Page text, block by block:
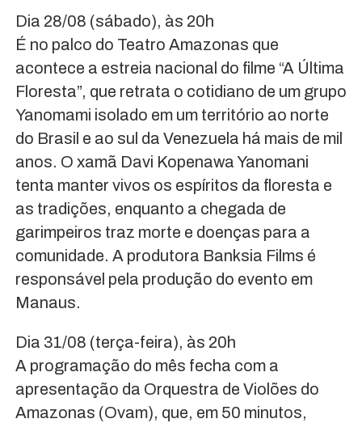
Dia 28/08 (sábado), às 20h
É no palco do Teatro Amazonas que
acontece a estreia nacional do filme “A Última
Floresta”, que retrata o cotidiano de um grupo
Yanomami isolado em um território ao norte
do Brasil e ao sul da Venezuela há mais de mil
anos. O xamã Davi Kopenawa Yanomani
tenta manter vivos os espíritos da floresta e
as tradições, enquanto a chegada de
garimpeiros traz morte e doenças para a
comunidade. A produtora Banksia Films é
responsável pela produção do evento em
Manaus.
Dia 31/08 (terça-feira), às 20h
A programação do mês fecha com a
apresentação da Orquestra de Violões do
Amazonas (Ovam), que, em 50 minutos,